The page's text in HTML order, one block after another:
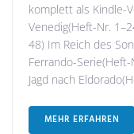
komplett als Kindle-
Venedig(Heft-Nr.
48) Im Reich des
Ferrando-
Jagd nach
MEHR ERFAHREN